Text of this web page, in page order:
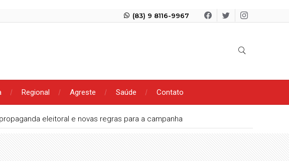
(83) 9 8116-9967
Regional Agreste Saúde Contato
eleitoral e novas regras para a campanha